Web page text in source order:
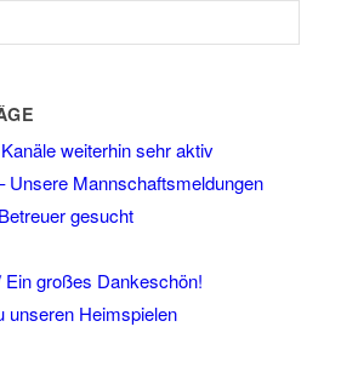
weiterhin sehr aktiv
Unsere Mannschaftsmeldungen
gesucht
Ein großes Dankeschön!
unseren Heimspielen